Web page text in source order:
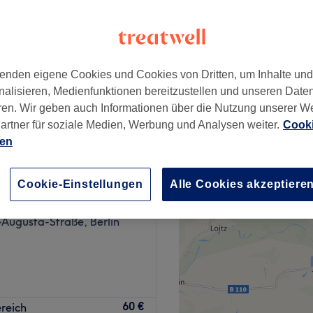
ab 101,25 €
Spare bis zu 25%
verbringen? Dann
Nollendorfkiez und
592 Bewertungen
Straße, Berlin
60 €
eigene Cookies und Cookies von Dritten, um Inhalte
Medienfunktionen bereitzustellen und unseren
Wir geben auch Informationen über die Nutzung unserer
für soziale Medien, Werbung und Analysen weiter.
Cookie-Einstellungen Alle Cookies akzeptieren